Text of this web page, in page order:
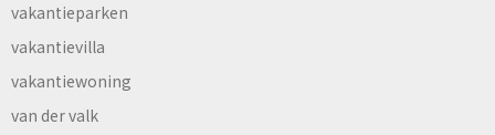
vakantieparken
vakantievilla
vakantiewoning
van der valk